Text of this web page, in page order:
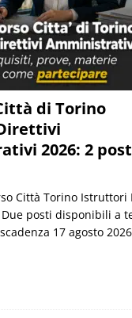
di Torino
2026: 2
Città Torino Istruttori
posti disponibili a
17 agosto